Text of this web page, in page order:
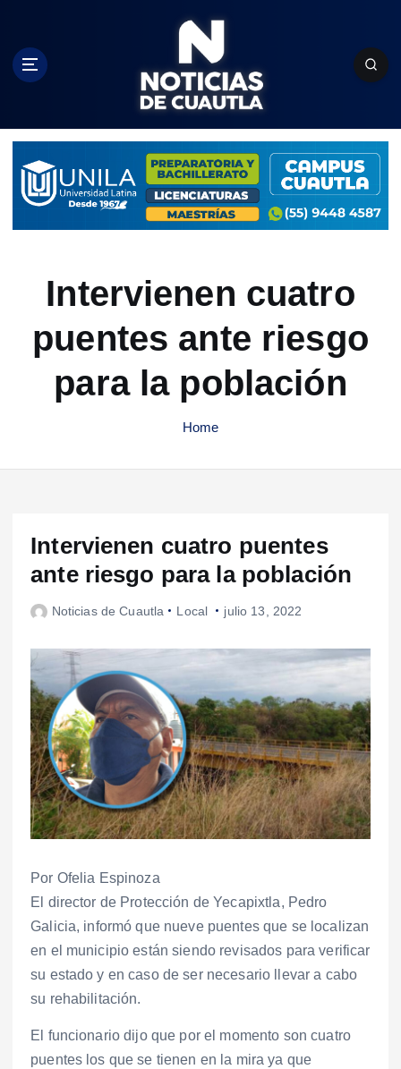
c
Intervienen cuatro
puentes ante riesgo
para la población
Home
Intervienen cuatro puentes
ante riesgo para la población
Noticias de Cuautla Local julio 13, 2022
Por Ofelia Espinoza
El director de Protección de Yecapixtla, Pedro
Galicia, informó que nueve puentes que se localizan
en el municipio están siendo revisados para verificar
su estado y en caso de ser necesario llevar a cabo
su rehabilitación.
El funcionario dijo que por el momento son cuatro
puentes los que se tienen en la mira ya que